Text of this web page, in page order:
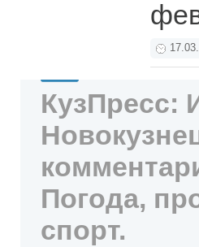
КузПресс:
Погода,
спорт.